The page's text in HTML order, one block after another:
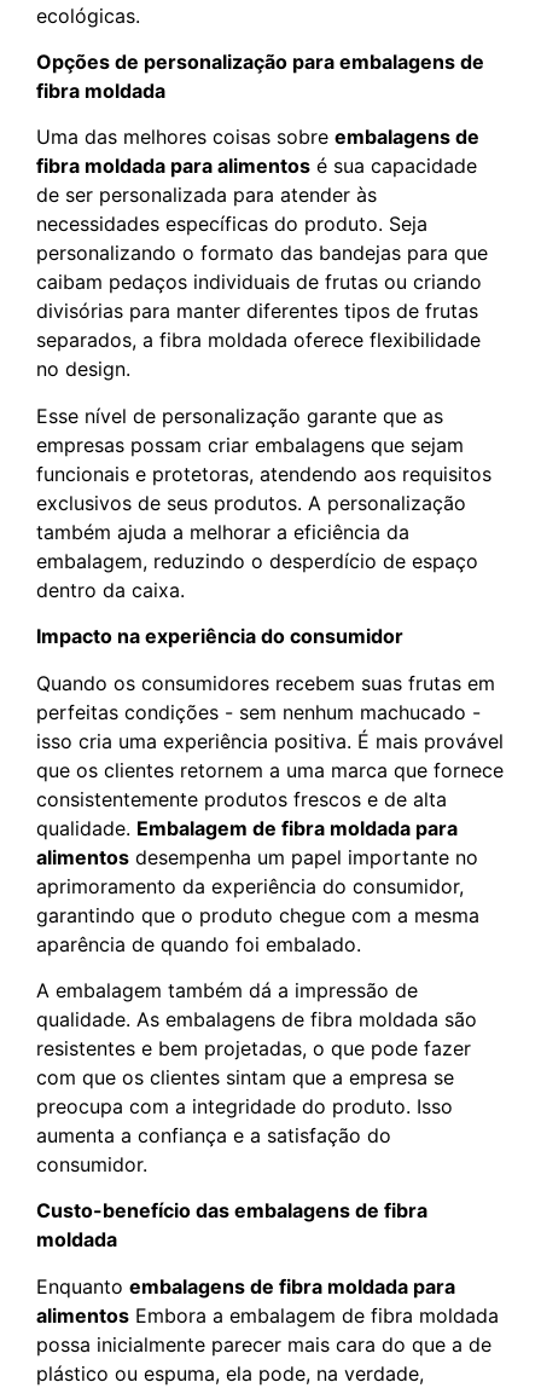
ecológicas.
Opções de personalização para embalagens de
fibra moldada
Uma das melhores coisas sobre embalagens de
fibra moldada para alimentos é sua capacidade
de ser personalizada para atender às
necessidades específicas do produto. Seja
personalizando o formato das bandejas para que
caibam pedaços individuais de frutas ou criando
divisórias para manter diferentes tipos de frutas
separados, a fibra moldada oferece flexibilidade
no design.
Esse nível de personalização garante que as
empresas possam criar embalagens que sejam
funcionais e protetoras, atendendo aos requisitos
exclusivos de seus produtos. A personalização
também ajuda a melhorar a eficiência da
embalagem, reduzindo o desperdício de espaço
dentro da caixa.
Impacto na experiência do consumidor
Quando os consumidores recebem suas frutas em
perfeitas condições - sem nenhum machucado -
isso cria uma experiência positiva. É mais provável
que os clientes retornem a uma marca que fornece
consistentemente produtos frescos e de alta
qualidade. Embalagem de fibra moldada para
alimentos desempenha um papel importante no
aprimoramento da experiência do consumidor,
garantindo que o produto chegue com a mesma
aparência de quando foi embalado.
A embalagem também dá a impressão de
qualidade. As embalagens de fibra moldada são
resistentes e bem projetadas, o que pode fazer
com que os clientes sintam que a empresa se
preocupa com a integridade do produto. Isso
aumenta a confiança e a satisfação do
consumidor.
Custo-benefício das embalagens de fibra
moldada
Enquanto embalagens de fibra moldada para
alimentos Embora a embalagem de fibra moldada
possa inicialmente parecer mais cara do que a de
plástico ou espuma, ela pode, na verdade,